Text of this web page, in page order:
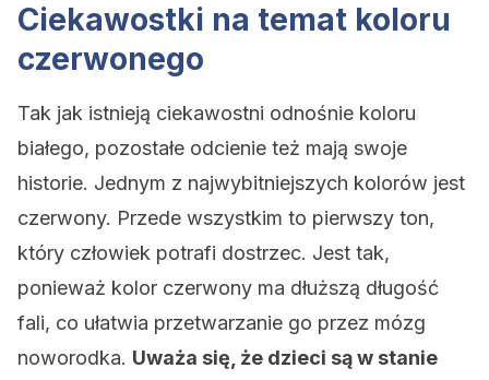
Ciekawostki na temat koloru
czerwonego
Tak jak istnieją ciekawostni odnośnie koloru
białego, pozostałe odcienie też mają swoje
historie. Jednym z najwybitniejszych kolorów jest
czerwony. Przede wszystkim to pierwszy ton,
który człowiek potrafi dostrzec. Jest tak,
ponieważ kolor czerwony ma dłuższą długość
fali, co ułatwia przetwarzanie go przez mózg
noworodka. Uważa się, że dzieci są w stanie